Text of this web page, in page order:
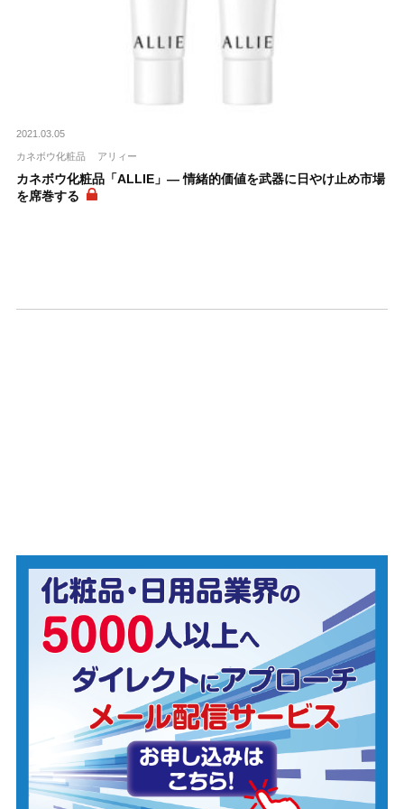
2021.03.05
カネボウ化粧品 アリィー
カネボウ化粧品「ALLIE」― 情緒的価値を武器に日やけ止め市場
を席巻する